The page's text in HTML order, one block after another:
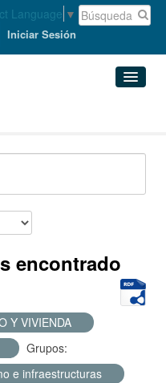
Language ▼
Iniciar Sesión
encontrado
Y VIVIENDA
Grupos:
e infraestructuras